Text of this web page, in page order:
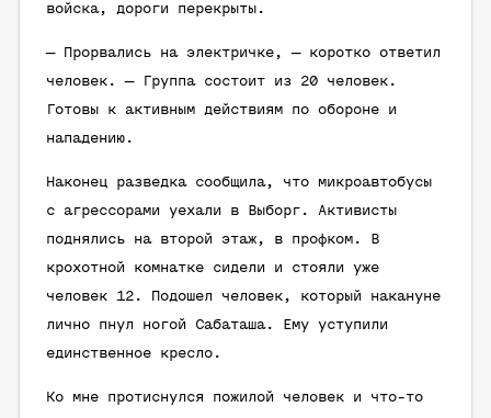
войска, дороги перекрыты.
— Прорвались на электричке, — коротко ответил
человек. — Группа состоит из 20 человек.
Готовы к активным действиям по обороне и
нападению.
Наконец разведка сообщила, что микроавтобусы
с агрессорами уехали в Выборг. Активисты
поднялись на второй этаж, в профком. В
крохотной комнатке сидели и стояли уже
человек 12. Подошел человек, который накануне
лично пнул ногой Сабаташа. Ему уступили
единственное кресло.
Ко мне протиснулся пожилой человек и что-то